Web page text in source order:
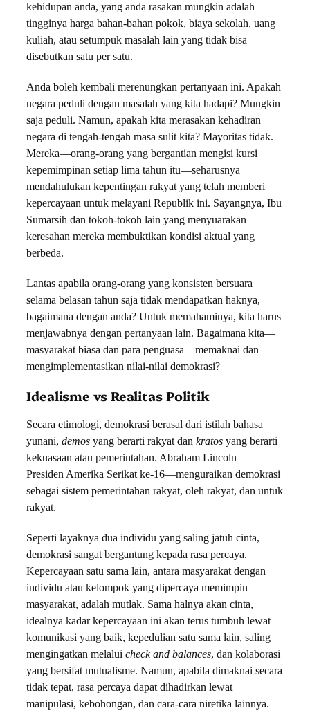
kehidupan anda, yang anda rasakan mungkin adalah
tingginya harga bahan-bahan pokok, biaya sekolah, uang
kuliah, atau setumpuk masalah lain yang tidak bisa
disebutkan satu per satu.
Anda boleh kembali merenungkan pertanyaan ini. Apakah
negara peduli dengan masalah yang kita hadapi? Mungkin
saja peduli. Namun, apakah kita merasakan kehadiran
negara di tengah-tengah masa sulit kita? Mayoritas tidak.
Mereka—orang-orang yang bergantian mengisi kursi
kepemimpinan setiap lima tahun itu—seharusnya
mendahulukan kepentingan rakyat yang telah memberi
kepercayaan untuk melayani Republik ini. Sayangnya, Ibu
Sumarsih dan tokoh-tokoh lain yang menyuarakan
keresahan mereka membuktikan kondisi aktual yang
berbeda.
Lantas apabila orang-orang yang konsisten bersuara
selama belasan tahun saja tidak mendapatkan haknya,
bagaimana dengan anda? Untuk memahaminya, kita harus
menjawabnya dengan pertanyaan lain. Bagaimana kita—
masyarakat biasa dan para penguasa—memaknai dan
mengimplementasikan nilai-nilai demokrasi?
Idealisme vs Realitas Politik
Secara etimologi, demokrasi berasal dari istilah bahasa
yunani, demos yang berarti rakyat dan kratos yang berarti
kekuasaan atau pemerintahan. Abraham Lincoln—
Presiden Amerika Serikat ke-16—menguraikan demokrasi
sebagai sistem pemerintahan rakyat, oleh rakyat, dan untuk
rakyat.
Seperti layaknya dua individu yang saling jatuh cinta,
demokrasi sangat bergantung kepada rasa percaya.
Kepercayaan satu sama lain, antara masyarakat dengan
individu atau kelompok yang dipercaya memimpin
masyarakat, adalah mutlak. Sama halnya akan cinta,
idealnya kadar kepercayaan ini akan terus tumbuh lewat
komunikasi yang baik, kepedulian satu sama lain, saling
mengingatkan melalui check and balances, dan kolaborasi
yang bersifat mutualisme. Namun, apabila dimaknai secara
tidak tepat, rasa percaya dapat dihadirkan lewat
manipulasi, kebohongan, dan cara-cara niretika lainnya.